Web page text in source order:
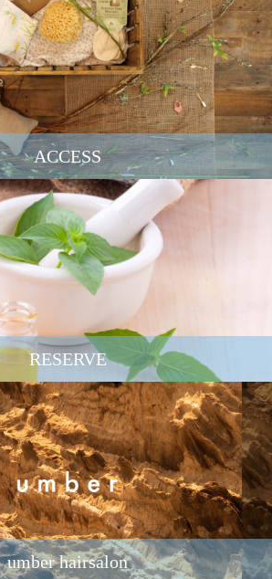
ACCESS
RESERVE
umber hairsalon